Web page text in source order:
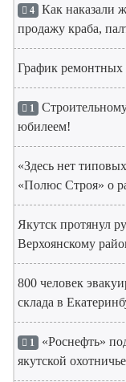
4 Как наказали
продажу краба,
График ремонтных
1
юбилеем!
«Здесь нет
«Полюс Строя» о
Якутск протянул
Верхоянскому
800 человек
склада в
1 «Роснефть»
якутской